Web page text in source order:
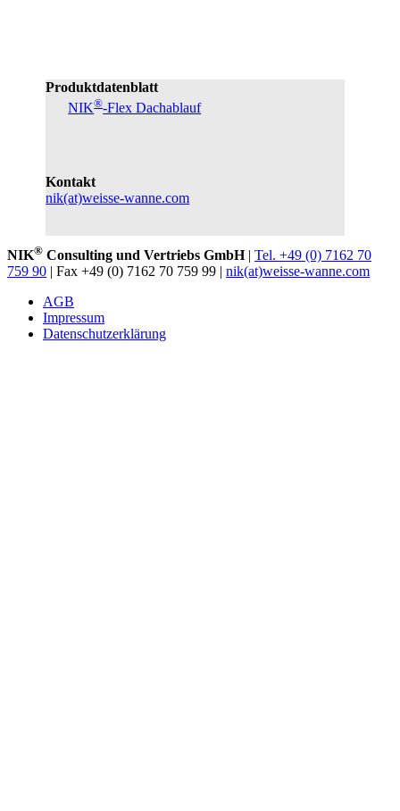
Produktdatenblatt
NIK®-Flex Dachablauf
Kontakt
nik(at)weisse-wanne.com
NIK® Consulting und Vertriebs GmbH| Tel. +49 (0) 7162 70
759 90 | Fax +49 (0) 7162 70 759 99 | nik(at)weisse-wanne.com
AGB
Impressum
Datenschutzerklärung